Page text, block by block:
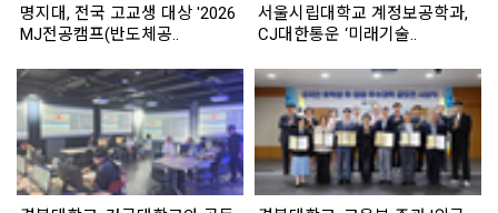
명지대, 전국 고교생 대상 '2026
MJ전공캠프(반도체공..
서울시립대학교 계정보공학과,
CJ대한통운 ‘미래기술..